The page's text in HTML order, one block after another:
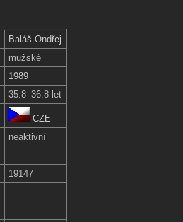
Baláš Ondřej
mužské
1989
35.8–36.8 let
CZE
neaktivní
19147